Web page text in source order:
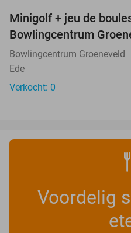
NEW
TODAY
Minigolf + jeu de
Bowlingcentrum
Bowlingcentrum Groeneveld
Ede
Verkocht: 0
Voordelig